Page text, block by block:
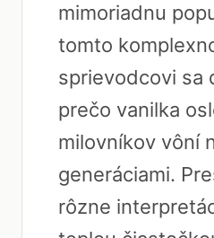
mimoriadnu
tomto
sprievodcovi sa
prečo vanilka
milovníkov vôní
generáciami.
rôzne